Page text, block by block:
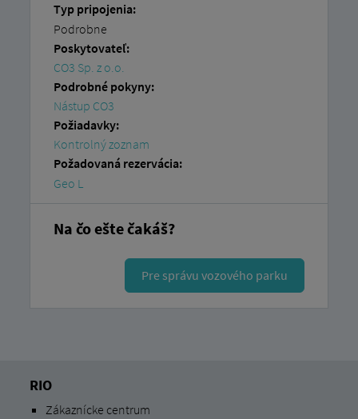
Typ pripojenia:
Podrobne
Poskytovateľ:
CO3 Sp. z o.o.
Podrobné pokyny:
Nástup CO3
Požiadavky:
Kontrolný zoznam
Požadovaná rezervácia:
Geo L
Na čo ešte čakáš?
Pre správu vozového parku
RIO
Zákaznícke centrum